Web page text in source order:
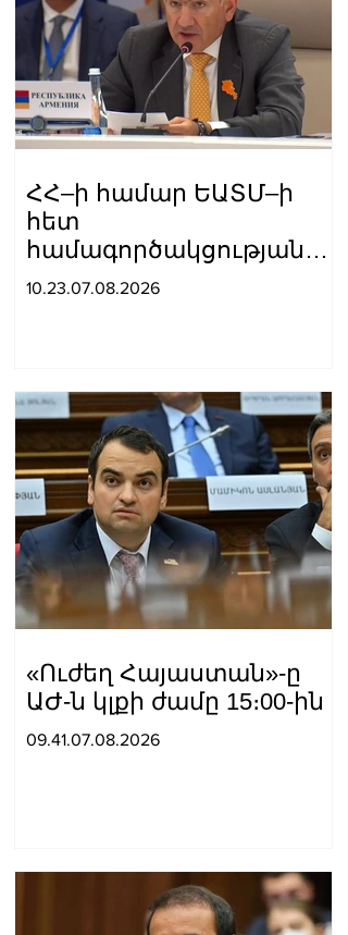
ՀՀ–ի համար ԵԱՏՄ–ի
հետ
համագործակցության
խորացումը
10.23.07.08.2026
«Ուժեղ Հայաստան»-ը
ԱԺ-ն կլքի ժամը 15։00-ին
09.41.07.08.2026